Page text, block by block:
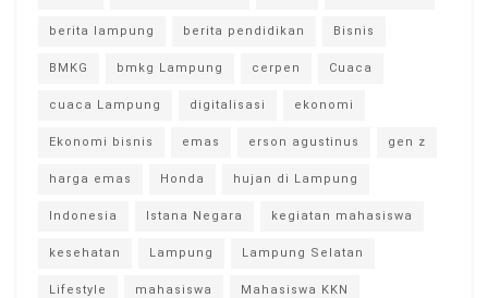
berita lampung berita pendidikan Bisnis
BMKG bmkg Lampung cerpen Cuaca
cuaca Lampung digitalisasi ekonomi
Ekonomi bisnis emas erson agustinus gen z
harga emas Honda hujan di Lampung
Indonesia Istana Negara kegiatan mahasiswa
kesehatan Lampung Lampung Selatan
Lifestyle mahasiswa Mahasiswa KKN